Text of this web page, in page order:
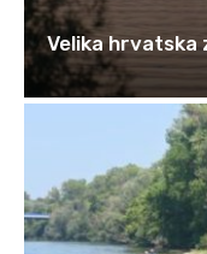
Velika hrvatska